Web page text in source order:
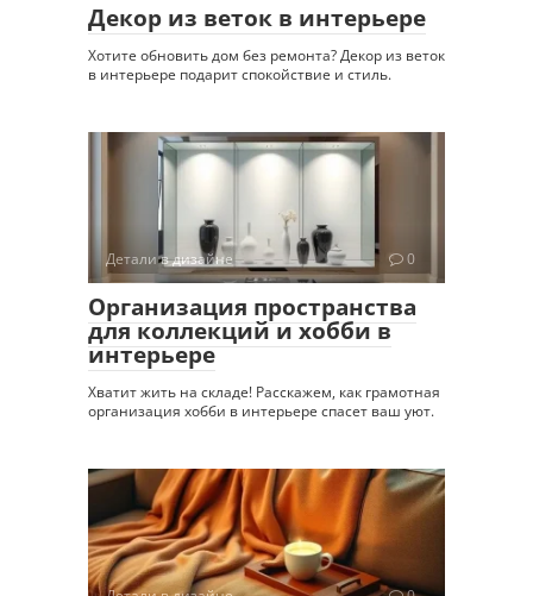
Декор из веток в интерьере
Хотите обновить дом без ремонта? Декор из веток
в интерьере подарит спокойствие и стиль.
Детали в дизайне 0
Организация пространства
для коллекций и хобби в
интерьере
Хватит жить на складе! Расскажем, как грамотная
организация хобби в интерьере спасет ваш уют.